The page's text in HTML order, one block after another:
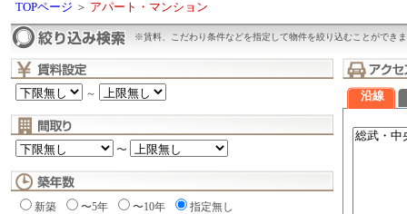
TOPページ ＞ アパート・マンション
※賃料、こだわり条件などを指定して物件を絞り込むことができ
～
〜
新築 〜5年 〜10年 指定無し
沿線